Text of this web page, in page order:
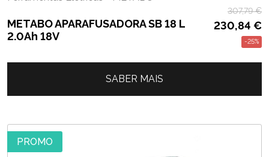
METABO APARAFUSADORA SB 18 L
2.0Ah 18V
307,79€
230,84 €
-25%
SABER MAIS
PROMO